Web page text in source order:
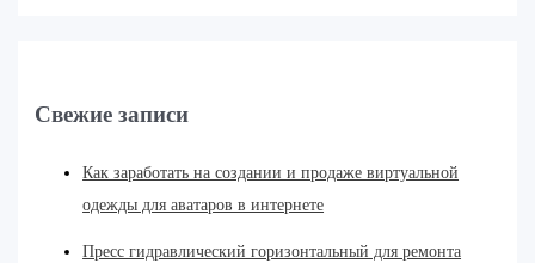
Свежие записи
Как заработать на создании и продаже виртуальной
одежды для аватаров в интернете
Пресс гидравлический горизонтальный для ремонта